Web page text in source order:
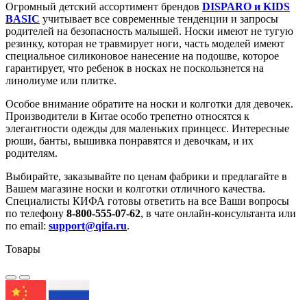
Огромный детский ассортимент брендов DISPARO и KIDS
BASIC учитывает все современные тенденции и запросы
родителей на безопасность малышей. Носки имеют не тугую
резинку, которая не травмирует ноги, часть моделей имеют
специальное силиконовое нанесение на подошве, которое
гарантирует, что ребенок в носках не поскользнется на
линолиуме или плитке.
Особое внимание обратите на носки и колготки для девочек.
Производители в Китае особо трепетно относятся к
элегантности одежды для маленьких принцесс. Интересные
рюши, банты, вышивка понравятся и девочкам, и их
родителям.
Выбирайте, заказывайте по ценам фабрики и предлагайте в
Вашем магазине носки и колготки отличного качества.
Специалисты КИФА готовы ответить на все Ваши вопросы
по телефону 8-800-555-07-62, в чате онлайн-консультанта или
по email: support@qifa.ru.
Товары